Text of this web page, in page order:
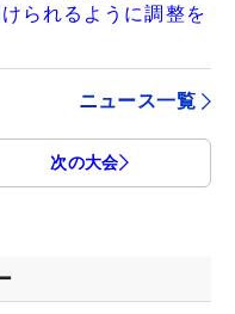
られるように調整を
ニュース一覧
次の大会